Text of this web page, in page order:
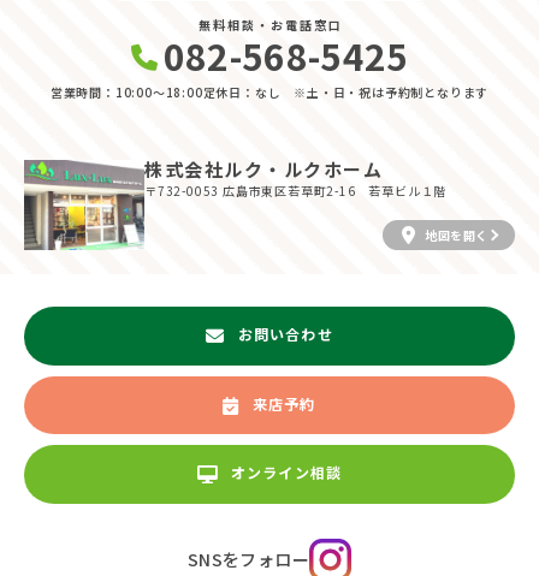
無料相談・お電話窓口
082-568-5425
営業時間：10:00〜18:00定休日：なし ※土・日・祝は予約制となります
株式会社ルク・ルクホーム
〒732-0053 広島市東区若草町2-16 若草ビル１階
地図を開く
お問い合わせ
来店予約
オンライン相談
SNSをフォロー